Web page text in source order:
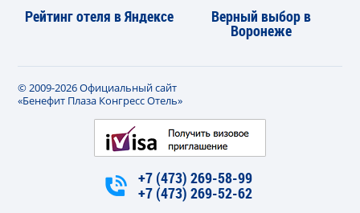
Рейтинг отеля в Яндексе Верный выбор в
Воронеже
© 2009-2026 Официальный сайт
«Бенефит Плаза Конгресс Отель»
+7 (473) 269-58-99
+7 (473) 269-52-62